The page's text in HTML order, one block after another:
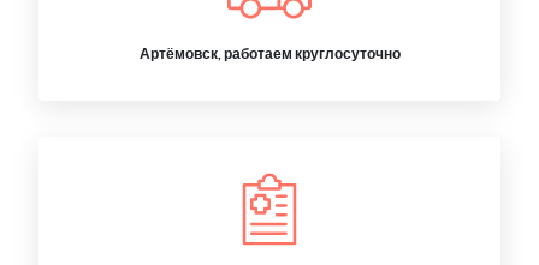
Артёмовск, работаем круглосуточно